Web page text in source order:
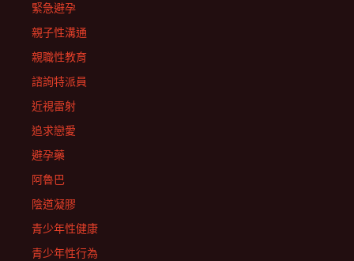
緊急避孕
親子性溝通
親職性教育
諮詢特派員
近視雷射
追求戀愛
避孕藥
阿魯巴
陰道凝膠
青少年性健康
青少年性行為